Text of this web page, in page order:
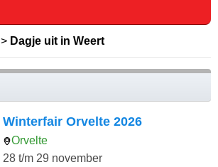
> Dagje uit in Weert
Winterfair Orvelte 2026
Orvelte
28 t/m 29 november